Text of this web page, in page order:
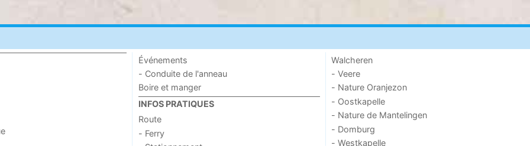
Événements
- Conduite de l'anneau
Boire et manger
INFOS PRATIQUES
Route
- Ferry
Walcheren
- Veere
- Nature Oranjezon
- Oostkapelle
- Nature de Mantelingen
- Domburg
- Westkapelle